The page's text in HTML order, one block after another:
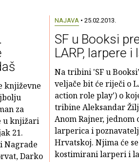
književne
za
u knjižari
21.
Nagrade
Darko
NAJAVA• 25.02.2013.
SF u Booksi
LARP, larpere i
Na tribini 'SF u
veljače bit će riječi o
action role play') o
tribine Aleksandar
Anom Rajner,
larperica i
Hrvatskoj. Njima će
kostimirani larperi i